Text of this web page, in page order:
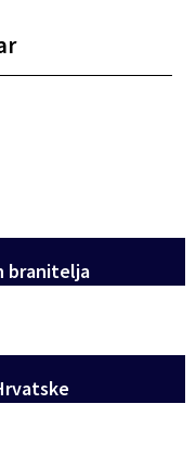
branitelja